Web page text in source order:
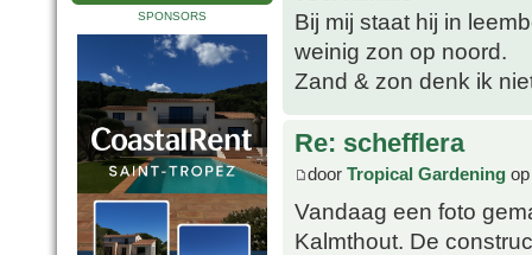
SPONSORS
Bij mij staat hij in
weinig zon op noord.
Zand & zon denk ik
Re: schefflera
door Tropical Gardening
Vandaag een foto
Kalmthout. De